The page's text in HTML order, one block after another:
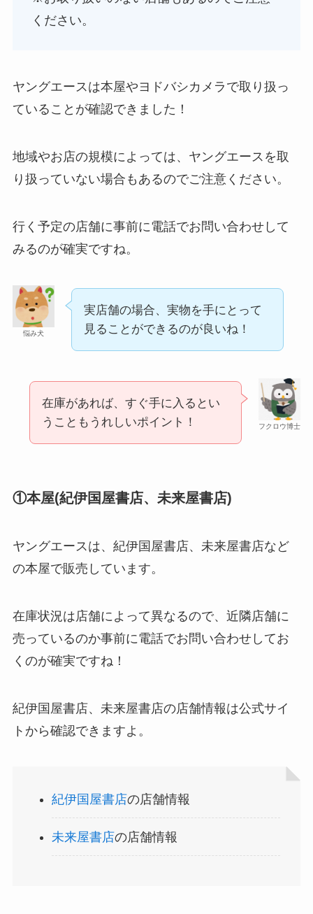
ください。
ヤングエースは本屋やヨドバシカメラで取り扱っ
ていることが確認できました！
地域やお店の規模によっては、ヤングエースを取
り扱っていない場合もあるのでご注意ください。
行く予定の店舗に事前に電話でお問い合わせして
みるのが確実ですね。
悩み犬
実店舗の場合、実物を手にとって
見ることができるのが良いね！
フクロウ博士
在庫があれば、すぐ手に入るとい
うこともうれしいポイント！
①本屋(紀伊国屋書店、未来屋書店)
ヤングエースは、紀伊国屋書店、未来屋書店など
の本屋で販売しています。
在庫状況は店舗によって異なるので、近隣店舗に
売っているのか事前に電話でお問い合わせしてお
くのが確実ですね！
紀伊国屋書店、未来屋書店の店舗情報は公式サイ
トから確認できますよ。
紀伊国屋書店の店舗情報
未来屋書店の店舗情報